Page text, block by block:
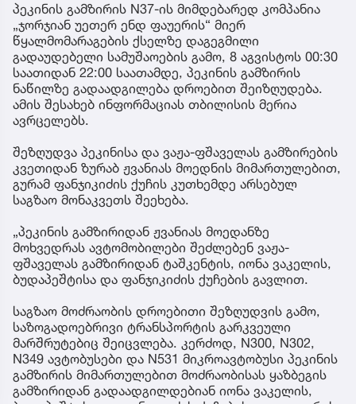
პეკინის გამზირის N37-ის მიმდებარედ კომპანია
„ჯორჯიან უეთერ ენდ ფაუერის“ მიერ
წყალმომარაგების ქსელზე დაგეგმილი
გადაუდებელი სამუშაოების გამო, 8 აგვისტოს 00:30
საათიდან 22:00 საათამდე, პეკინის გამზირის
ნაწილზე გადაადგილება დროებით შეიზღუდება.
ამის შესახებ ინფორმაციას თბილისის მერია
ავრცელებს.
შეზღუდვა პეკინისა და ვაჟა-ფშაველას გამზირების
კვეთიდან ზურაბ ჟვანიას მოედნის მიმართულებით,
გურამ ფანჯიკიძის ქუჩის კუთხემდე არსებულ
საგზაო მონაკვეთს შეეხება.
„პეკინის გამზირიდან ჟვანიას მოედანზე
მოხვედრას ავტომობილები შეძლებენ ვაჟა-
ფშაველას გამზირიდან ტაშკენტის, იონა ვაკელის,
ბუდაპეშტისა და ფანჯიკიძის ქუჩების გავლით.
საგზაო მოძრაობის დროებითი შეზღუდვის გამო,
საზოგადოებრივი ტრანსპორტის გარკვეული
მარშრუტებიც შეიცვლება. კერძოდ, N300, N302,
N349 ავტობუსები და N531 მიკროავტობუსი პეკინის
გამზირის მიმართულებით მოძრაობისას ყაზბეგის
გამზირიდან გადაადგილდებიან იონა ვაკელის,